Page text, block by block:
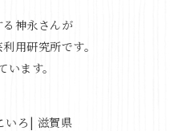
神永さんが
用研究所です。
ます。
ろ| 滋賀県